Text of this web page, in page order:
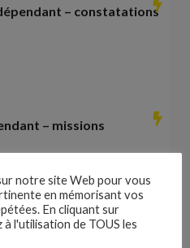
– constatations
– missions
F
notre site Web pour vous
en mémorisant vos
En cliquant sur
l'utilisation de TOUS les